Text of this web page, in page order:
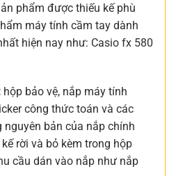
phẩm được thiếu kế phù
máy tính cầm tay dành
hiện nay như: Casio fx 580
hộp bảo vệ, nắp máy tính
công thức toán và các
nguyên bản của nắp chính
rời và bỏ kèm trong hộp
cầu dán vào nắp như nắp